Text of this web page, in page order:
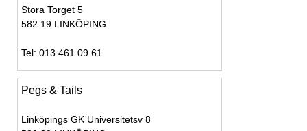
Stora Torget 5
582 19 LINKÖPING
Tel: 013 461 09 61
Pegs & Tails
Linköpings GK Universitetsv 8